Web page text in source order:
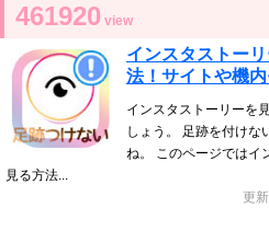
461920 view
インスタストー
法！サイトや機
インスタストーリーを
しょう。 足跡を付けな
ね。 このページではイ
見る方法...
更